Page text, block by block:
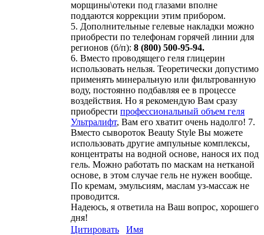
морщины\отеки под глазами вполне
поддаются коррекции этим прибором.
5. Дополнительные гелевые накладки можно
приобрести по телефонам горячей линии для
регионов (б/п): 8 (800) 500-95-94.
6. Вместо проводящего геля глицерин
использовать нельзя. Теоретически допустимо
применять минеральную или фильтрованную
воду, постоянно подбавляя ее в процессе
воздействия. Но я рекомендую Вам сразу
приобрести профессиональный объем геля
Ультралифт, Вам его хватит очень надолго! 7.
Вместо сывороток Beauty Style Вы можете
использовать другие ампульные комплексы,
концентраты на водной основе, нанося их под
гель. Можно работать по маскам на нетканой
основе, в этом случае гель не нужен вообще.
По кремам, эмульсиям, маслам уз-массаж не
проводится.
Надеюсь, я ответила на Ваш вопрос, хорошего
дня!
Цитировать
Имя